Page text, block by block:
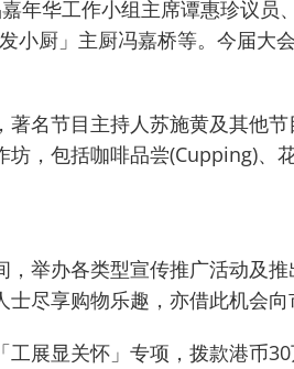
年华工作小组主席谭惠珍议
小厨」主厨冯嘉桥等。 今届大
名节目主持人苏施黄及其他节
，包括咖啡品尝(Cupping)
举办各类型宣传推广活动及
尽享购物乐趣，亦借此机会
展显关怀」专项，拨款港币